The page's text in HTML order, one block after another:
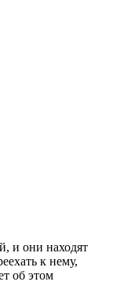
и они находят
к нему,
об этом